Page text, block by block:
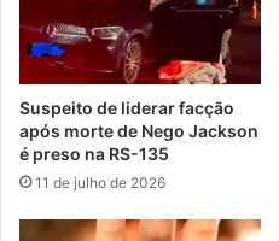
Suspeito de liderar facção
após morte de Nego Jackson
é preso na RS-135
11 de julho de 2026